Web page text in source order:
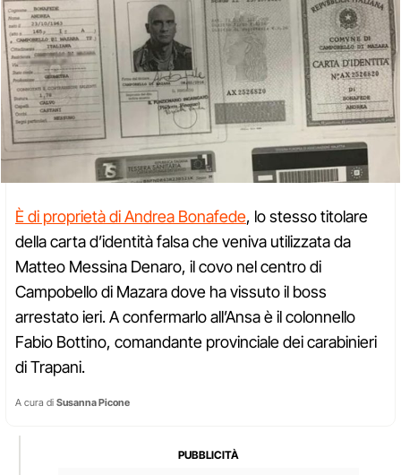
È di proprietà di Andrea Bonafede, lo stesso titolare
della carta d’identità falsa che veniva utilizzata da
Matteo Messina Denaro, il covo nel centro di
Campobello di Mazara dove ha vissuto il boss
arrestato ieri. A confermarlo all’Ansa è il colonnello
Fabio Bottino, comandante provinciale dei carabinieri
di Trapani.
A cura di Susanna Picone